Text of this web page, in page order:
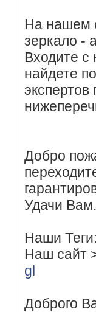
На нашем
зеркало -
Входите с
найдете
Добро
Удачи Вам.
Наши
Наш сайт
gl
Доброго